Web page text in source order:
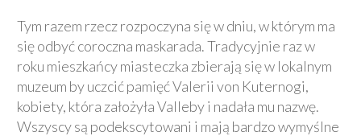
Tym razem rzecz rozpoczyna się w dniu, w którym ma
się odbyć coroczna maskarada. Tradycyjnie raz w
roku mieszkańcy miasteczka zbierają się w lokalnym
muzeum by uczcić pamięć Valerii von Kuternogi,
kobiety, która założyła Valleby i nadała mu nazwę.
Wszyscy są podekscytowani i mają bardzo wymyślne